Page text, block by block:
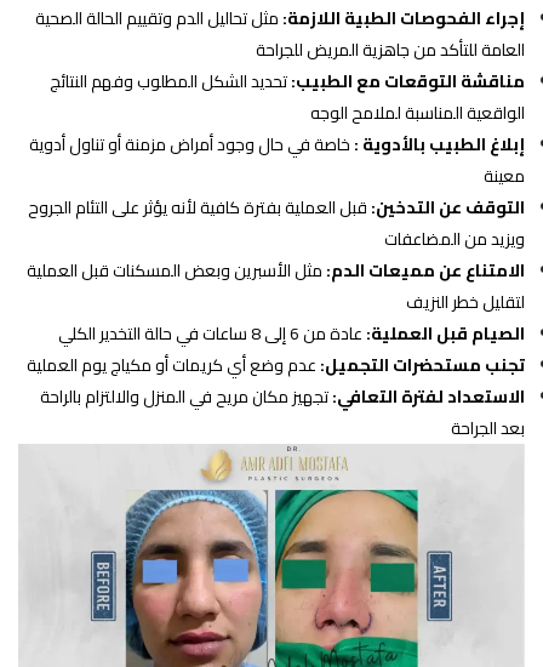
إجراء الفحوصات الطبية اللازمة:مثل تحاليل الدم وتقييم الحالة الصحية
العامة للتأكد من جاهزية المريض للجراحة
مناقشة التوقعات مع الطبيب:تحديد الشكل المطلوب وفهم النتائج
الواقعية المناسبة لملامح الوجه
إبلاغ الطبيب بالأدوية :خاصة في حال وجود أمراض مزمنة أو تناول أدوية
معينة
التوقف عن التدخين:قبل العملية بفترة كافية لأنه يؤثر على التئام الجروح
ويزيد من المضاعفات
الامتناع عن مميعات الدم:مثل الأسبرين وبعض المسكنات قبل العملية
لتقليل خطر النزيف
الصيام قبل العملية:عادة من 6 إلى 8 ساعات في حالة التخدير الكلي
تجنب مستحضرات التجميل:عدم وضع أي كريمات أو مكياج يوم العملية
الاستعداد لفترة التعافي:تجهيز مكان مريح في المنزل والالتزام بالراحة
بعد الجراحة